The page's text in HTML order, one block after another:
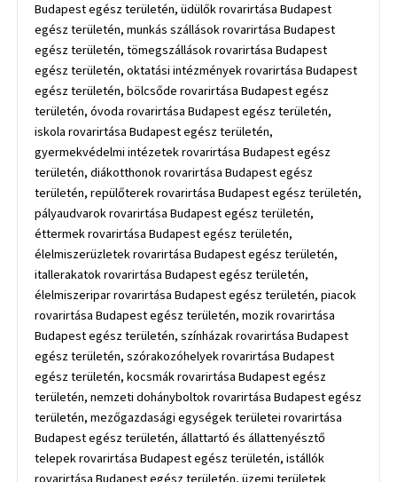
Budapest egész területén, üdülők rovarirtása Budapest
egész területén, munkás szállások rovarirtása Budapest
egész területén, tömegszállások rovarirtása Budapest
egész területén, oktatási intézmények rovarirtása Budapest
egész területén, bölcsőde rovarirtása Budapest egész
területén, óvoda rovarirtása Budapest egész területén,
iskola rovarirtása Budapest egész területén,
gyermekvédelmi intézetek rovarirtása Budapest egész
területén, diákotthonok rovarirtása Budapest egész
területén, repülőterek rovarirtása Budapest egész területén,
pályaudvarok rovarirtása Budapest egész területén,
éttermek rovarirtása Budapest egész területén,
élelmiszerüzletek rovarirtása Budapest egész területén,
itallerakatok rovarirtása Budapest egész területén,
élelmiszeripar rovarirtása Budapest egész területén, piacok
rovarirtása Budapest egész területén, mozik rovarirtása
Budapest egész területén, színházak rovarirtása Budapest
egész területén, szórakozóhelyek rovarirtása Budapest
egész területén, kocsmák rovarirtása Budapest egész
területén, nemzeti dohányboltok rovarirtása Budapest egész
területén, mezőgazdasági egységek területei rovarirtása
Budapest egész területén, állattartó és állattenyésztő
telepek rovarirtása Budapest egész területén, istállók